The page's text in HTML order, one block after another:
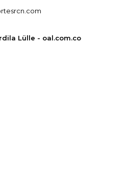
Lülle - oal.com.co